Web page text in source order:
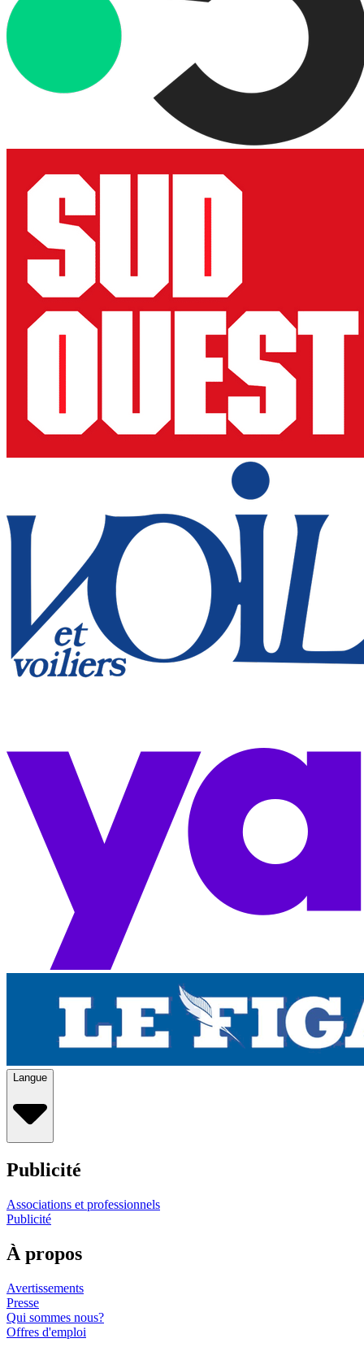
Langue
Publicité
Associations et professionnels
Publicité
À propos
Avertissements
Presse
Qui sommes nous?
Offres d'emploi